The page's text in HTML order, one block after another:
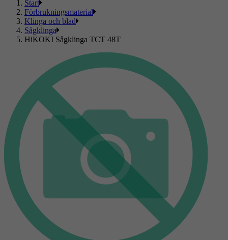
Start
Förbrukningsmaterial
Klinga och blad
Sågklinga
HiKOKI Sågklinga TCT 48T